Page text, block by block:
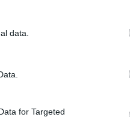
data.
for Targeted
szívében kortárs